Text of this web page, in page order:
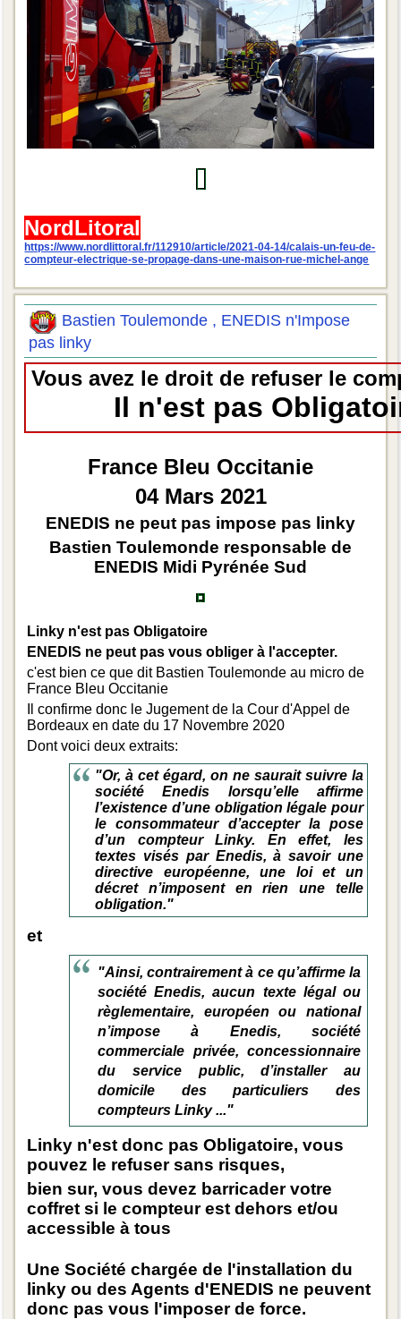
NordLitoral
https://www.nordlittoral.fr/112910/article/2021-04-14/calais-un-feu-de-
compteur-electrique-se-propage-dans-une-maison-rue-michel-ange
Bastien Toulemonde , ENEDIS n'Impose
pas linky
Vous avez le droit de refuser le
Il n'est pas
France Bleu Occitanie
04 Mars 2021
ENEDIS ne peut pas impose pas linky
Bastien Toulemonde responsable de
ENEDIS Midi Pyrénée Sud
Linky n'est pas Obligatoire
ENEDIS ne peut pas vous obliger à l'accepter.
c'est bien ce que dit Bastien Toulemonde au micro de
France Bleu Occitanie
Il confirme donc le Jugement de la Cour d'Appel de
Bordeaux en date du 17 Novembre 2020
Dont voici deux extraits:
"Or, à cet égard, on ne saurait suivre la
société Enedis lorsqu’elle affirme
l’existence d’une obligation légale pour
le consommateur d’accepter la pose
d’un compteur Linky. En effet, les
textes visés par Enedis, à savoir une
directive européenne, une loi et un
décret n’imposent en rien une telle
obligation."
et
"Ainsi, contrairement à ce qu’affirme la
société Enedis, aucun texte légal ou
règlementaire, européen ou national
n’impose à Enedis, société
commerciale privée, concessionnaire
du service public, d’installer au
domicile des particuliers des
compteurs Linky ..."
Linky n'est donc pas Obligatoire, vous
pouvez le refuser sans risques,
bien sur, vous devez barricader votre
coffret si le compteur est dehors et/ou
accessible à tous
Une Société chargée de l'installation du
linky ou des Agents d'ENEDIS ne peuvent
donc pas vous l'imposer de force.